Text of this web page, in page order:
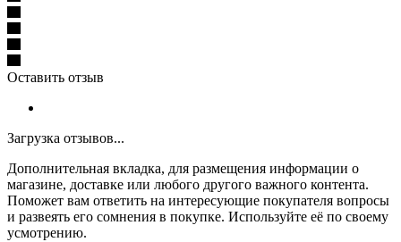
Оставить отзыв
Загрузка отзывов...
Дополнительная вкладка, для размещения информации о
магазине, доставке или любого другого важного контента.
Поможет вам ответить на интересующие покупателя вопросы
и развеять его сомнения в покупке. Используйте её по своему
усмотрению.